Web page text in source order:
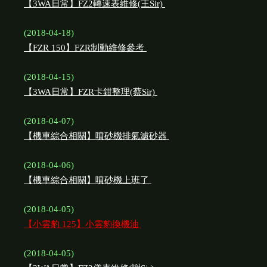
【3WA日常】FZ2轉速表維修(王Sir)
(2018-04-18)
【FZR 150】FZR制動維修參考
(2018-04-15)
【3WA日常】FZR卡鉗整理(蔡Sir)
(2018-04-07)
【機車綜合相關】噴砂機排氣濾砂器
(2018-04-06)
【機車綜合相關】噴砂機上班了
(2018-04-05)
【小雲豹 125】小雲豹換機油
(2018-04-05)